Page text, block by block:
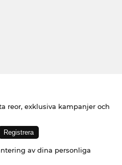
reor, exklusiva kampanjer och
av dina personliga